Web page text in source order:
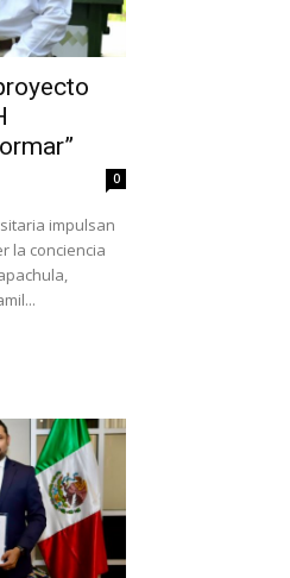
0
impulsan
la conciencia